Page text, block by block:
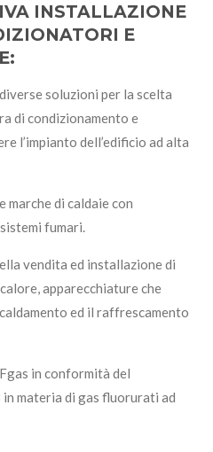
INSTALLAZIONE
E
soluzioni per la scelta
di condizionamento e
l’impianto dell’edificio ad alta
marche di caldaie con
fumari.
vendita ed installazione di
apparecchiature che
ed il raffrescamento
in conformità del
materia di gas fluorurati ad